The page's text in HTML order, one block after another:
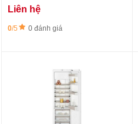
200 - 223L, ngăn đông mềm
Liên hệ
0/5 0 đánh giá